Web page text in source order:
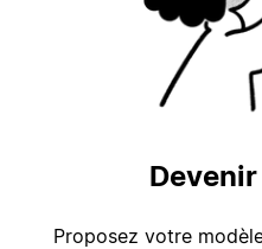
Proposez votre